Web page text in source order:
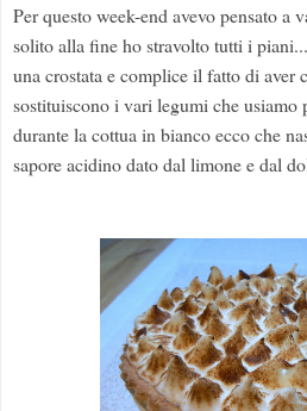
Per questo week-end avevo pensato a
solito alla fine ho stravolto tutti i
una crostata e complice il fatto di aver
sostituiscono i vari legumi che usiamo
durante la cottua in bianco ecco che
sapore acidino dato dal limone e dal